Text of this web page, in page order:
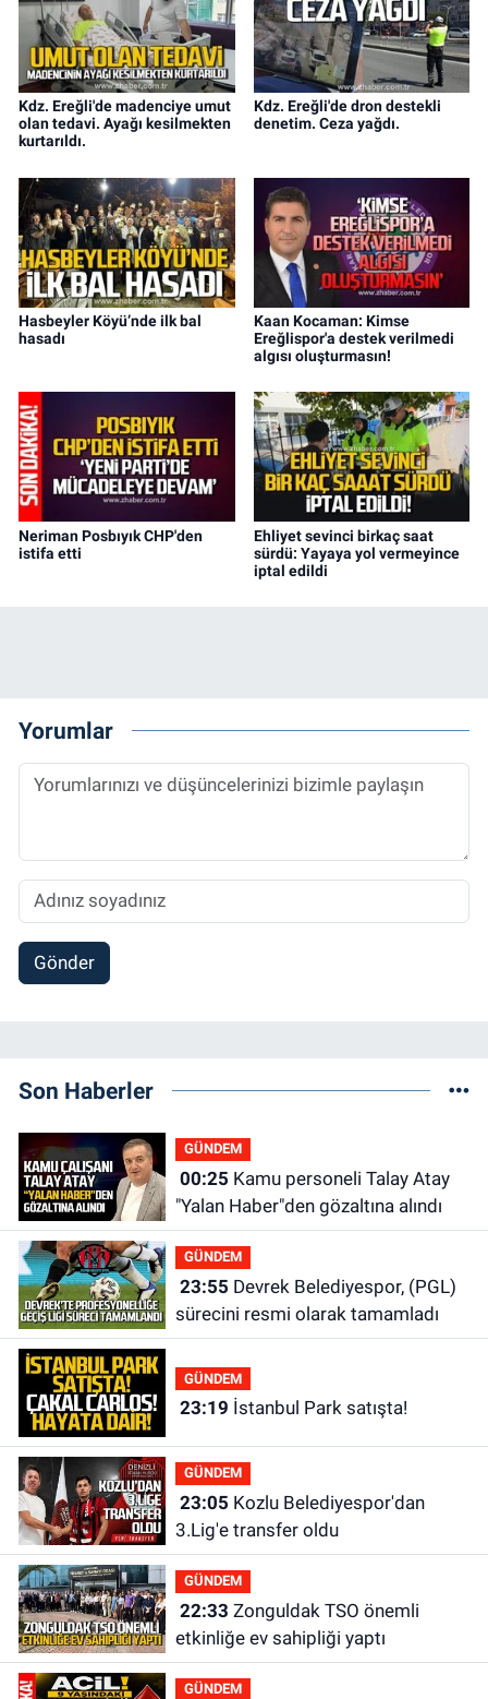
Kdz. Ereğli'de madenciye umut
olan tedavi. Ayağı kesilmekten
kurtarıldı.
Kdz. Ereğli'de dron destekli
denetim. Ceza yağdı.
Hasbeyler Köyü’nde ilk bal
hasadı
Kaan Kocaman: Kimse
Ereğlispor'a destek verilmedi
algısı oluşturmasın!
Neriman Posbıyık CHP'den
istifa etti
Ehliyet sevinci birkaç saat
sürdü: Yayaya yol vermeyince
iptal edildi
Yorumlar
Gönder
Son Haberler
GÜNDEM
00:25
"Yalan Haber"den gözaltına alındı
GÜNDEM
23:55
sürecini resmi olarak tamamladı
GÜNDEM
23:19 İstanbul Park satışta!
GÜNDEM
23:05
3.Lig'e transfer oldu
GÜNDEM
22:33
etkinliğe ev sahipliği yaptı
GÜNDEM